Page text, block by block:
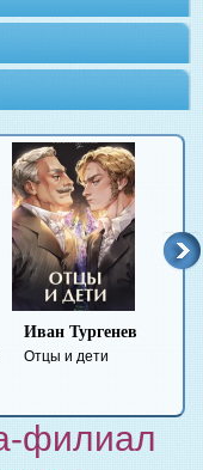
Федор
Достоевский
филиал